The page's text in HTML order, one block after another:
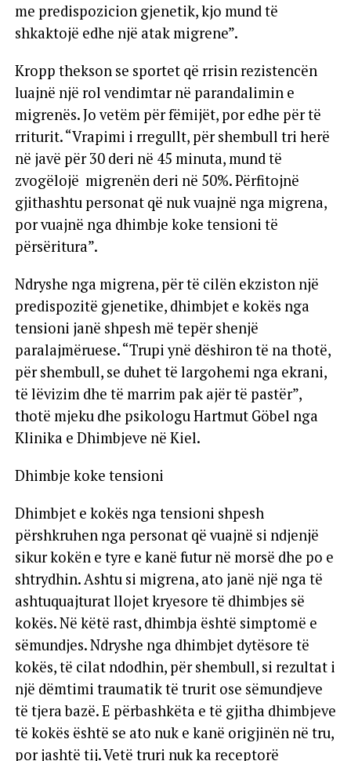
me predispozicion gjenetik, kjo mund të
shkaktojë edhe një atak migrene”.
Kropp thekson se sportet që rrisin rezistencën
luajnë një rol vendimtar në parandalimin e
migrenës. Jo vetëm për fëmijët, por edhe për të
rriturit. “Vrapimi i rregullt, për shembull tri herë
në javë për 30 deri në 45 minuta, mund të
zvogëlojë migrenën deri në 50%. Përfitojnë
gjithashtu personat që nuk vuajnë nga migrena,
por vuajnë nga dhimbje koke tensioni të
përsëritura”.
Ndryshe nga migrena, për të cilën ekziston një
predispozitë gjenetike, dhimbjet e kokës nga
tensioni janë shpesh më tepër shenjë
paralajmëruese. “Trupi ynë dëshiron të na thotë,
për shembull, se duhet të largohemi nga ekrani,
të lëvizim dhe të marrim pak ajër të pastër”,
thotë mjeku dhe psikologu Hartmut Göbel nga
Klinika e Dhimbjeve në Kiel.
Dhimbje koke tensioni
Dhimbjet e kokës nga tensioni shpesh
përshkruhen nga personat që vuajnë si ndjenjë
sikur kokën e tyre e kanë futur në morsë dhe po e
shtrydhin. Ashtu si migrena, ato janë një nga të
ashtuquajturat llojet kryesore të dhimbjes së
kokës. Në këtë rast, dhimbja është simptomë e
sëmundjes. Ndryshe nga dhimbjet dytësore të
kokës, të cilat ndodhin, për shembull, si rezultat i
një dëmtimi traumatik të trurit ose sëmundjeve
të tjera bazë. E përbashkëta e të gjitha dhimbjeve
të kokës është se ato nuk e kanë origjinën në tru,
por jashtë tij. Vetë truri nuk ka receptorë